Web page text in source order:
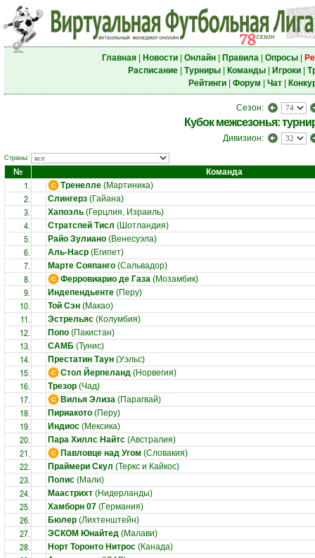
Главная| Новости| Онлайн| Правила| Опросы|
Расписание| Турниры| Команды| Игроки|
Рейтинги| Форум Чат|
Сезон:
Кубок межсезонья:
Дивизион:
Страны:
№ Команда
1. Тренелле (Мартиника)
2. Слингерз (Гайана)
3. Хапоэль (Герцлия, Израиль)
4. Стратспей Тисл (Шотландия)
5. Райо Зулиано (Венесуэла)
6. Аль-Наср (Египет)
7. Марте Сояпанго (Сальвадор)
8. Ферровиарио де Газа (Мозамбик)
9. Индепендьенте (Перу)
10. Той Сэн (Макао)
11. Эстрельяс (Колумбия)
12. Попо (Пакистан)
13. САМБ (Тунис)
14. Престатин Таун (Уэльс)
15. Стол Йерпеланд (Норвегия)
16. Трезор (Чад)
17. Вилья Элиза (Парагвай)
18. Пириакото (Перу)
19. Индиос (Мексика)
20. Пара Хиллс Найтс (Австралия)
21. Павловце над Угом (Словакия)
22. Праймери Скул (Теркс и Кайкос)
23. Полис (Мали)
24. Маастрихт (Нидерланды)
25. Хамборн 07 (Германия)
26. Бюлер (Лихтенштейн)
27. ЭСКОМ Юнайтед (Малави)
28. Норт Торонто Нитрос (Канада)